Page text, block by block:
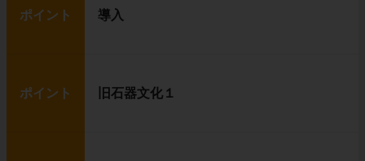
ポイント 導入
ポイント 旧石器文化１